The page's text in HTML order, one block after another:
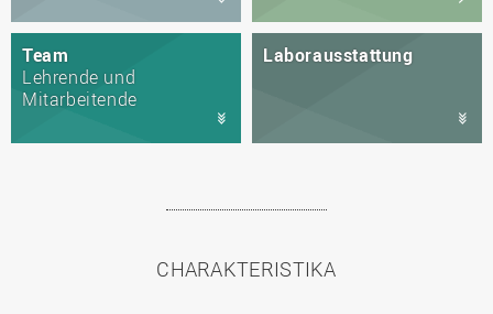
Team
Lehrende und
Mitarbeitende
Laborausstattung
CHARAKTERISTIKA